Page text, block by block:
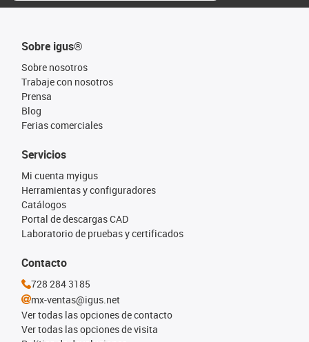
Sobre igus®
Sobre nosotros
Trabaje con nosotros
Prensa
Blog
Ferias comerciales
Servicios
Mi cuenta myigus
Herramientas y configuradores
Catálogos
Portal de descargas CAD
Laboratorio de pruebas y certificados
Contacto
728 284 3185
mx-ventas@igus.net
Ver todas las opciones de contacto
Ver todas las opciones de visita